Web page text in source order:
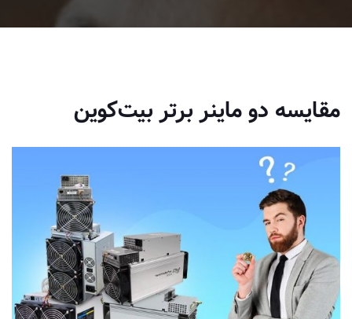
مقایسه دو ماینر برتر بیت‌کوین